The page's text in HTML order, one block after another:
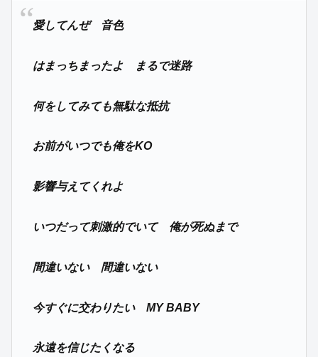
愛してんぜ 音色
はまっちまったよ まるで迷路
何をしてみても無駄な抵抗
お前がいつでも俺をKO
影響与えてくれよ
いつだって刺激的でいて 俺が死ぬまで
間違いない 間違いない
今すぐに交わりたい MY BABY
永遠を信じたくなる